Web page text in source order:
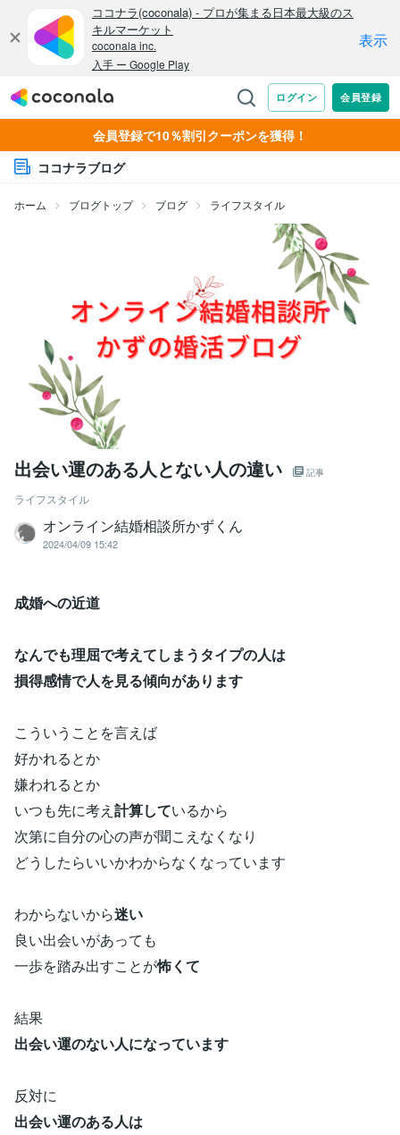
会員登録で10％割引クーポンを獲得！
ココナラブログ
ホーム ブログトップ ブログ ライフスタイル
出会い運のある人とない人の違い 記事
ライフスタイル
オンライン結婚相談所かずくん
2024/04/09 15:42
成婚への近道
なんでも理屈で考えてしまうタイプの人は
損得感情で人を見る傾向があります
こういうことを言えば
好かれるとか
嫌われるとか
いつも先に考え 計算しているから
次第に自分の心の声が聞こえなくなり
どうしたらいいかわからなくなっています
わからないから迷い
良い出会いがあっても
一歩を踏み出すことが怖くて
結果
出会い運のない人になっています
反対に
出会い運のある人は